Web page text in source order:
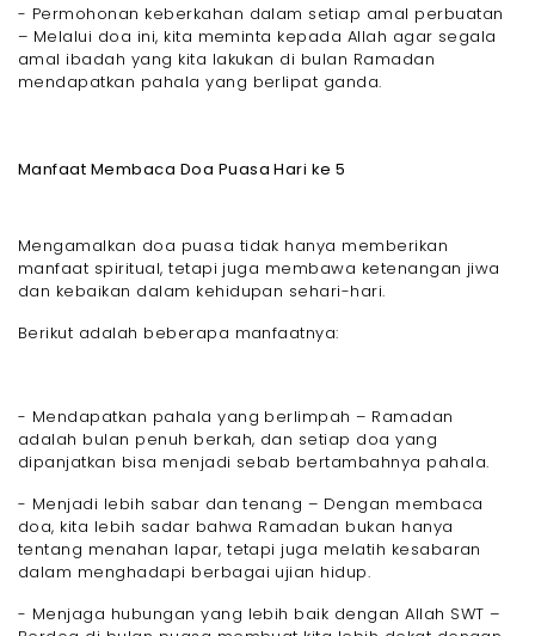
- Permohonan keberkahan dalam setiap amal perbuatan
– Melalui doa ini, kita meminta kepada Allah agar segala
amal ibadah yang kita lakukan di bulan Ramadan
mendapatkan pahala yang berlipat ganda.
Manfaat Membaca Doa Puasa Hari ke 5
Mengamalkan doa puasa tidak hanya memberikan
manfaat spiritual, tetapi juga membawa ketenangan jiwa
dan kebaikan dalam kehidupan sehari-hari.
Berikut adalah beberapa manfaatnya:
- Mendapatkan pahala yang berlimpah – Ramadan
adalah bulan penuh berkah, dan setiap doa yang
dipanjatkan bisa menjadi sebab bertambahnya pahala.
- Menjadi lebih sabar dan tenang – Dengan membaca
doa, kita lebih sadar bahwa Ramadan bukan hanya
tentang menahan lapar, tetapi juga melatih kesabaran
dalam menghadapi berbagai ujian hidup.
- Menjaga hubungan yang lebih baik dengan Allah SWT –